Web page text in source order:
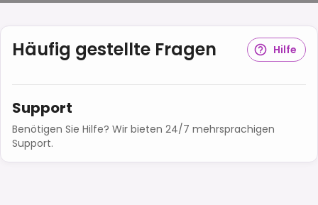
Häufig gestellte Fragen Hilfe
Support
Benötigen Sie Hilfe? Wir bieten 24/7 mehrsprachigen
Support.